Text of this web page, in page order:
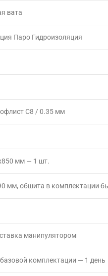
вата
Паро Гидроизоляция
С8 / 0.35 мм
мм — 1 шт.
мм, обшита в комплектации
манипулятором
комплектации — 1 день